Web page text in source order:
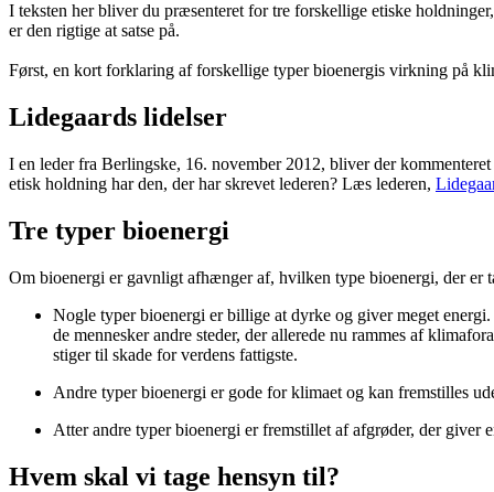
I teksten her bliver du præsenteret for tre forskellige etiske
er den rigtige at satse på.
Først, en kort forklaring af forskellige typer bioenergis virkning på
Lidegaards lidelser
I en leder fra Berlingske, 16. november 2012, bliver der
etisk holdning har den, der har skrevet lederen? Læs lederen,
Tre typer bioenergi
Om bioenergi er gavnligt afhænger af, hvilken type bioenergi, der er
Nogle typer bioenergi er billige at dyrke og giver meget
de mennesker andre steder, der allerede nu rammes af
stiger til skade for verdens fattigste.
Andre typer bioenergi er gode for klimaet og kan fremstilles
Atter andre typer bioenergi er fremstillet af afgrøder, der
Hvem skal vi tage hensyn til?